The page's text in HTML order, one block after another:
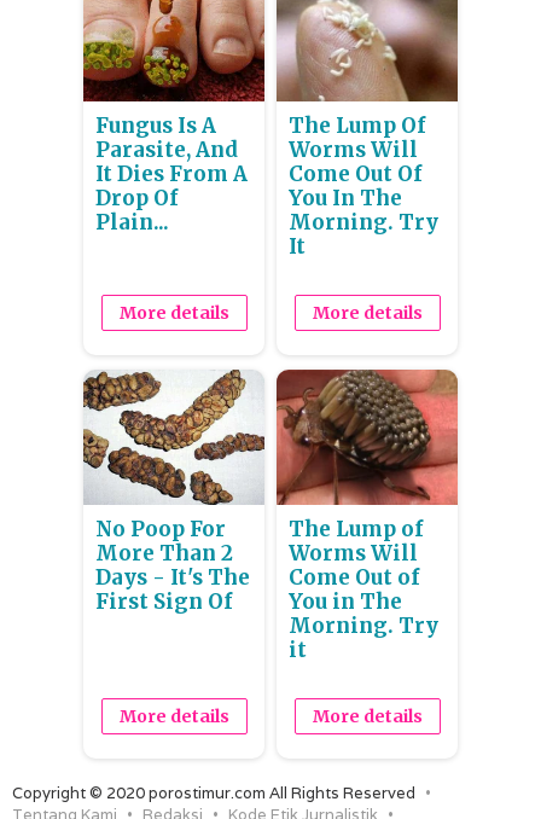
Fungus Is A
Parasite, And
It Dies From A
Drop Of
Plain...
More details
The Lump Of
Worms Will
Come Out Of
You In The
Morning. Try
It
More details
No Poop For
More Than 2
Days - It's The
First Sign Of
More details
The Lump of
Worms Will
Come Out of
You in The
Morning. Try
it
More details
Copyright © 2020 porostimur.com All Rights Reserved